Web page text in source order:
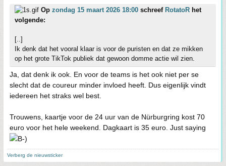
Op zondag 15 maart 2026 18:00 schreef RotatoR het
volgende:
[..]
Ik denk dat het vooral klaar is voor de puristen en dat ze mikken
op het grote TikTok publiek dat gewoon domme actie wil zien.
Ja, dat denk ik ook. En voor de teams is het ook niet per se
slecht dat de coureur minder invloed heeft. Dus eigenlijk vindt
iedereen het straks wel best.
Trouwens, kaartje voor de 24 uur van de Nürburgring kost 70
euro voor het hele weekend. Dagkaart is 35 euro. Just saying
Verberg de nieuwsticker